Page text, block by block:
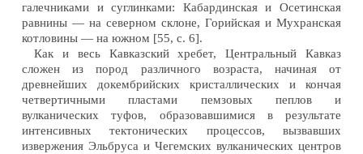
галечниками и суглинками: Кабардинская и Осетинская
равнины — на северном склоне, Горийская и Мухранская
котловины — на южном [55, с. 6].
Как и весь Кавказский хребет, Центральный Кавказ
сложен из пород различного возраста, начиная от
древнейших докембрийских кристаллических и кончая
четвертичными пластами пемзовых пеплов и
вулканических туфов, образовавшимися в результате
интенсивных тектонических процессов, вызвавших
извержения Эльбруса и Чегемских вулканических центров